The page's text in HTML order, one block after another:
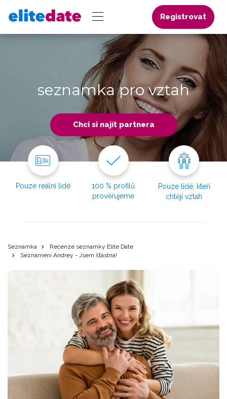
Registrovat
seznamka pro vztah
Chci si najít partnera
Pouze reální lidé
100 % profilů
prověřujeme
Pouze lidé, kteří
chtějí vztah
Seznamka
Recenze seznamky Elite Date
Seznámení Andrey - Jsem šťastná!